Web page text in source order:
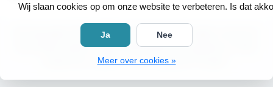
Wij slaan cookies op om onze website te verbeteren. Is dat
Ja Nee
Meer over cookies »
© Copyright 2026 4WRD | distributeur All rights reserved.
All product names, logos and brands are property of their
respective owners. "Live Long and Prosper".